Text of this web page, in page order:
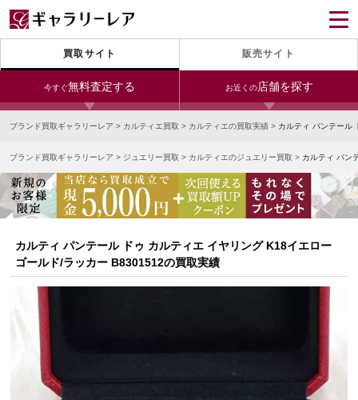
買取サイト 販売サイト
今すぐ無料査定する お近くの店舗を探す
24時間受付（対応時間10:00～19:00）
宅配買取を申し込む
無料の宅配キットをお届けします
今すぐ電話査定
受付時間 10:00～19:00
銀座本店 青山表参道店 新宿東口店
小田急新宿店 LAB東京 名古屋大須店
なんば店 神戸元町(三宮)店
中野ブロードウェイ
ブランド買取ギャラリーレア > カルティエ買取 > カルティエの買取実績 > カルティ パンテール
ブランド買取ギャラリーレア > ジュエリー買取 > カルティエのジュエリー買取 > カルティ パン
カルティ パンテール ドゥ カルティエ イヤリング K18イエロー
ゴールド/ラッカー B8301512の買取実績